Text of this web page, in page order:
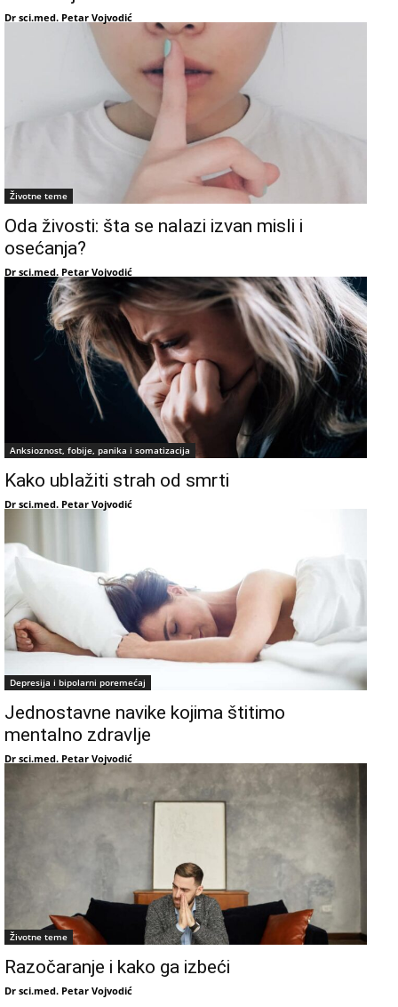
Dr sci.med. Petar Vojvodić
Životne teme
Oda živosti: šta se nalazi izvan misli i
osećanja?
Dr sci.med. Petar Vojvodić
Anksioznost, fobije, panika i somatizacija
Kako ublažiti strah od smrti
Dr sci.med. Petar Vojvodić
Depresija i bipolarni poremećaj
Jednostavne navike kojima štitimo
mentalno zdravlje
Dr sci.med. Petar Vojvodić
Životne teme
Razočaranje i kako ga izbeći
Dr sci.med. Petar Vojvodić